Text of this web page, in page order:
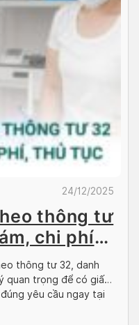
24/12/2025
thông tư
chi phí
thông tư 32, danh
quan trọng để có giấy
yêu cầu ngay tại